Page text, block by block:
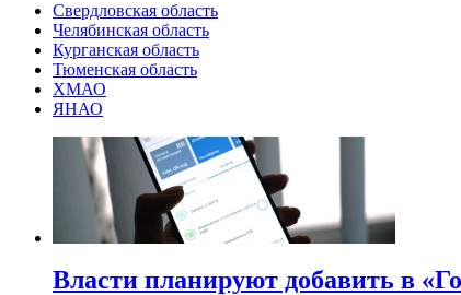
Свердловская область
Челябинская область
Курганская область
Тюменская область
ХМАО
ЯНАО
Власти планируют добавить в